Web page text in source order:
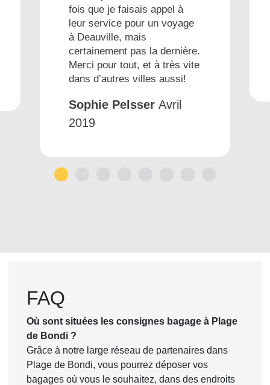
fois que je faisais appel à
leur service pour un voyage
à Deauville, mais
certainement pas la dernière.
Merci pour tout, et à très vite
dans d’autres villes aussi!
Sophie Pelsser Avril
2019
FAQ
Où sont situées les consignes bagage à Plage
de Bondi ?
Grâce à notre large réseau de partenaires dans
Plage de Bondi, vous pourrez déposer vos
bagages où vous le souhaitez, dans des endroits